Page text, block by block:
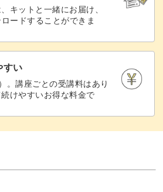
キットと一緒にお届け、
ードすることができま
すい
。講座ごとの受講料はあり
けやすいお得な料金で